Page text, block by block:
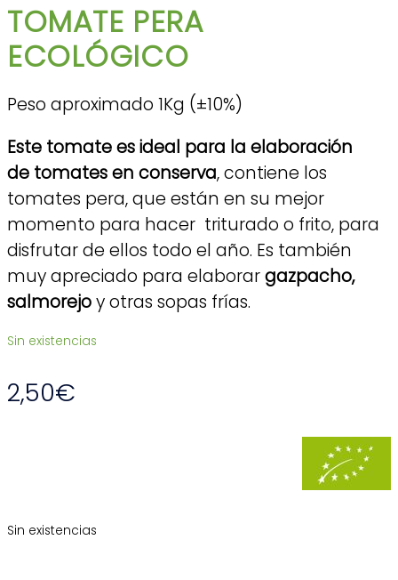
TOMATE PERA
ECOLÓGICO
Peso aproximado 1Kg (±10%)
Este tomate es ideal para la elaboración
de tomates en conserva, contiene los
tomates pera, que están en su mejor
momento para hacer triturado o frito, para
disfrutar de ellos todo el año. Es también
muy apreciado para elaborargazpacho,
salmorejoy otras sopas frías.
Sin existencias
2,50€
Sin existencias